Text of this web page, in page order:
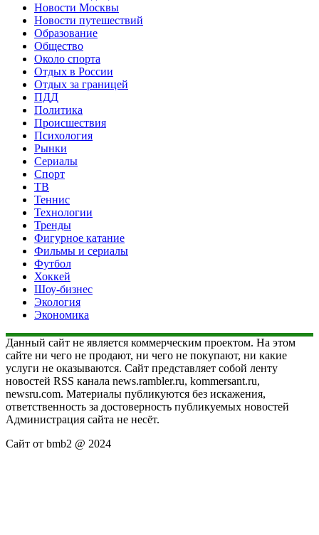
Новости Москвы
Новости путешествий
Образование
Общество
Около спорта
Отдых в России
Отдых за границей
ПДД
Политика
Происшествия
Психология
Рынки
Сериалы
Спорт
ТВ
Теннис
Технологии
Тренды
Фигурное катание
Фильмы и сериалы
Футбол
Хоккей
Шоу-бизнес
Экология
Экономика
Данный сайт не является коммерческим проектом. На этом
сайте ни чего не продают, ни чего не покупают, ни какие
услуги не оказываются. Сайт представляет собой ленту
новостей RSS канала news.rambler.ru, kommersant.ru,
newsru.com. Материалы публикуются без искажения,
ответственность за достоверность публикуемых новостей
Администрация сайта не несёт.
Сайт от bmb2 @ 2024